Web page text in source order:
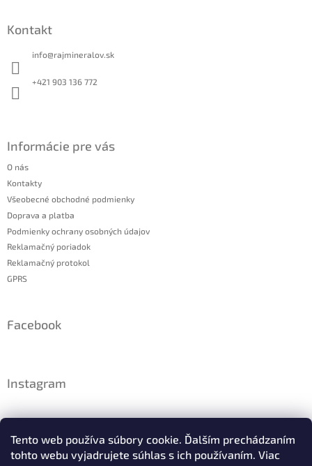
Tento web používa súbory cookie. Ďalším prechádzaním
tohto webu vyjadrujete súhlas s ich používaním. Viac
Kontakt
info@rajmineralov.sk
+421 903 136 772
Informácie pre vás
O nás
Kontakty
Všeobecné obchodné podmienky
Doprava a platba
Podmienky ochrany osobných údajov
Reklamačný poriadok
Reklamačný protokol
GPRS
Facebook
Instagram